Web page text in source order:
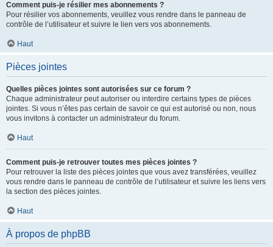
Comment puis-je résilier mes abonnements ?
Pour résilier vos abonnements, veuillez vous rendre dans le panneau de
contrôle de l’utilisateur et suivre le lien vers vos abonnements.
Haut
Pièces jointes
Quelles pièces jointes sont autorisées sur ce forum ?
Chaque administrateur peut autoriser ou interdire certains types de pièces
jointes. Si vous n’êtes pas certain de savoir ce qui est autorisé ou non, nous
vous invitons à contacter un administrateur du forum.
Haut
Comment puis-je retrouver toutes mes pièces jointes ?
Pour retrouver la liste des pièces jointes que vous avez transférées, veuillez
vous rendre dans le panneau de contrôle de l’utilisateur et suivre les liens vers
la section des pièces jointes.
Haut
À propos de phpBB